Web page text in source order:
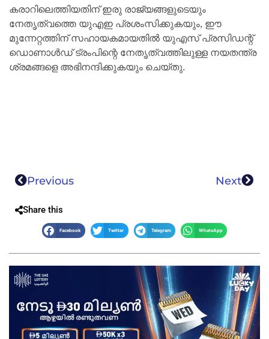
കരാറിലെത്തിയതിന് ഇരു രാജ്യങ്ങളുടെയും
നേതൃത്വത്തെ യുഎഇ പ്രശംസിക്കുകയും, ഈ
മുന്നേറ്റത്തിന് സഹായകമായതിൽ യുഎസ് പ്രസിഡന്റ്
ഡൊണാൾഡ് ട്രംപിന്റെ നേതൃത്വത്തിലുള്ള നയതന്ത്ര
ശ്രമങ്ങളെ അഭിനന്ദിക്കുകയും ചെയ്തു.
Previous Next
Share this
Facebook Twitter Telegram WhatsApp